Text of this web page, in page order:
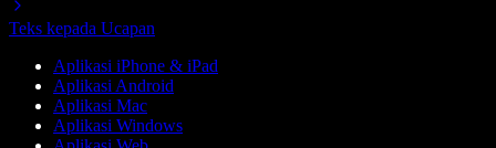
Teks kepada Ucapan
Aplikasi iPhone & iPad
Aplikasi Android
Aplikasi Mac
Aplikasi Windows